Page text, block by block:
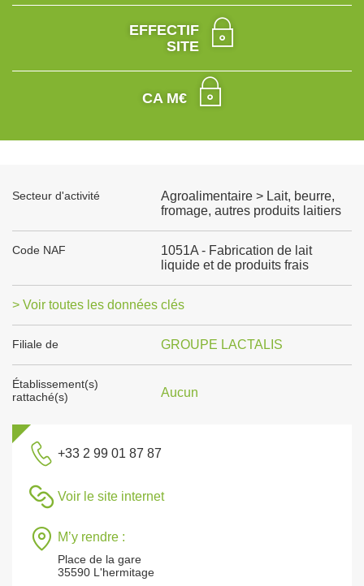
EFFECTIF
SITE
CA M€
Secteur d'activité
Agroalimentaire > Lait, beurre,
fromage, autres produits laitiers
Code NAF
1051A - Fabrication de lait
liquide et de produits frais
> Voir toutes les données clés
Filiale de GROUPE LACTALIS
Établissement(s)
rattaché(s)
Aucun
+33 2 99 01 87 87
Voir le site internet
M’y rendre :
Place de la gare
35590 L'hermitage